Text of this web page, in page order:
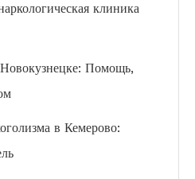
клиника
Помощь,
в Кемерово: